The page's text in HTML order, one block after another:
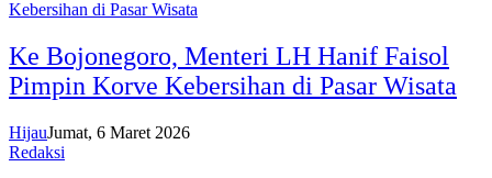
Ke Bojonegoro, Menteri LH Hanif Faisol
Pimpin Korve Kebersihan di Pasar Wisata
HijauJumat, 6 Maret 2026
Redaksi